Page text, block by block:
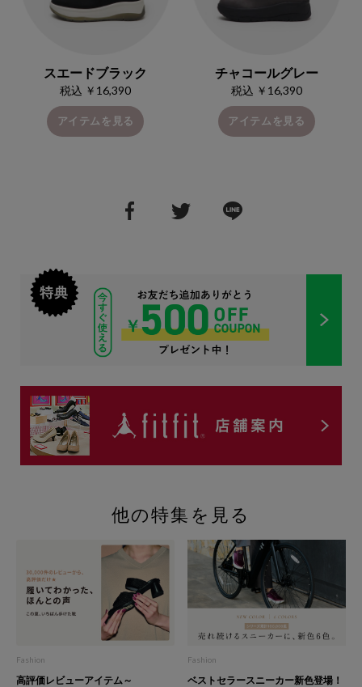
スエードブラック
税込 ￥16,390
アイテムを見る
チャコールグレー
税込 ￥16,390
アイテムを見る
他の特集を見る
Fashion
高評価レビューアイテム～
Fashion
ベストセラースニーカー新色登場！